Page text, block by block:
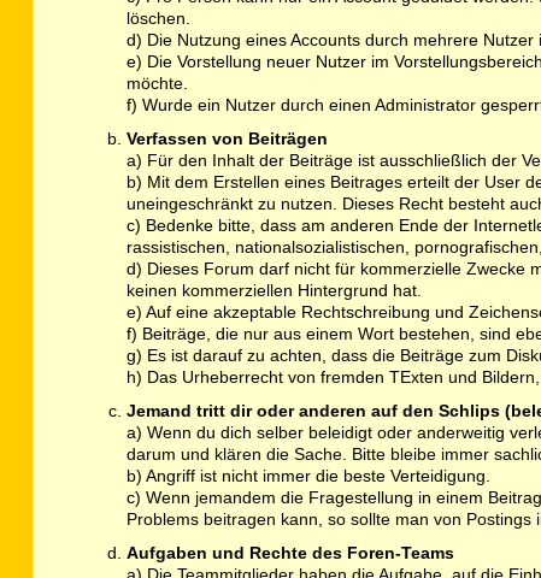
löschen.
d) Die Nutzung eines Accounts durch mehrere Nutzer
e) Die Vorstellung neuer Nutzer im
möchte.
f) Wurde ein Nutzer durch einen Administrator
Verfassen von Beiträgen
a) Für den Inhalt der Beiträge ist ausschließlich der
b) Mit dem Erstellen eines Beitrages erteilt der User
uneingeschränkt zu nutzen. Dieses Recht besteht
c) Bedenke bitte, dass am anderen Ende der
rassistischen, nationalsozialistischen,
d) Dieses Forum darf nicht für kommerzielle Zwecke
keinen kommerziellen Hintergrund hat.
e) Auf eine akzeptable Rechtschreibung und
f) Beiträge, die nur aus einem Wort bestehen, sind
g) Es ist darauf zu achten, dass die Beiträge zum
h) Das Urheberrecht von fremden TExten und
Jemand tritt dir oder anderen auf den Schlips
a) Wenn du dich selber beleidigt oder anderweitig
darum und klären die Sache. Bitte bleibe immer
b) Angriff ist nicht immer die beste Verteidigung.
c) Wenn jemandem die Fragestellung in einem
Problems beitragen kann, so sollte man von Postings
Aufgaben und Rechte des Foren-Teams